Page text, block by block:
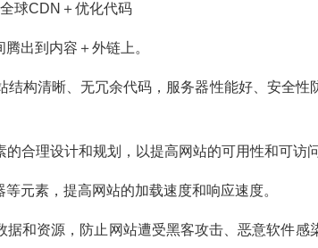
球CDN＋优化代码
出到内容＋外链上。
构清晰、无冗余代码，服务器性能好、安全性
合理设计和规划，以提高网站的可用性和可访问
元素，提高网站的加载速度和响应速度。
和资源，防止网站遭受黑客攻击、恶意软件感